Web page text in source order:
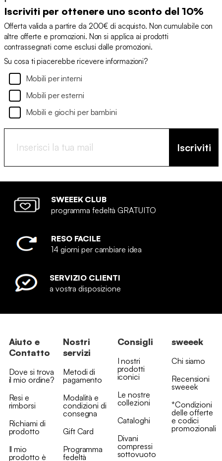
Iscriviti per ottenere uno sconto del 10%
Offerta valida a partire da 200€ di acquisto. Non cumulabile con
altre offerte e promozioni. Non si applica ai prodotti
contrassegnati come esclusi dalle promozioni.
Su cosa ti piacerebbe ricevere informazioni?
Mobili per interni
Mobili per esterni
Mobili e giochi per bambini
Iscriviti
SWEEEK CLUB
programma fedeltà GRATUITO
RESO FACILE
14 giorni per cambiare idea
SERVIZIO CLIENTI
a vostra disposizione
Aiuto e
Contatto
Dove si trova
il mio ordine?
Resi e
rimborsi
Richiami di
prodotto
Il mio
prodotto è
Nostri
servizi
Metodi di
pagamento
Modalità e
condizioni di
consegna
Gift Card
Programma
fedeltà
Consigli
I nostri
prodotti
iconici
Le nostre
collezioni
Cataloghi
Divani
compressi
sottovuoto
sweeek
Chi siamo
Recensioni
sweeek
*Condizioni
delle offerte
e codici
promozionali